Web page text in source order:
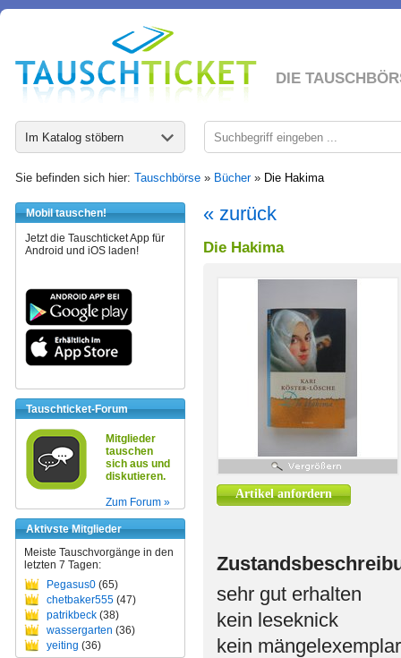
DIE
Im Katalog stöbern
Sie befinden sich hier: Tauschbörse » Bücher» Die Hakima
Mobil tauschen!
Jetzt die Tauschticket App für
Android und iOS laden!
Tauschticket-Forum
Mitglieder
tauschen
sich aus und
diskutieren.
Zum Forum »
Aktivste Mitglieder
Meiste Tauschvorgänge in den
letzten 7 Tagen:
Pegasus0 (65)
chetbaker555 (47)
patrikbeck (38)
wassergarten (36)
yeiting (36)
« zurück
Die Hakima
Artikel anfordern
sehr gut erhalten
kein leseknick
kein mängelexemplar